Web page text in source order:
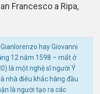
Francesco a Ripa,
hay Giovanni
12 năm 1598 – mất ở
là một nghệ sĩ người Ý
nhà điêu khắc hàng đầu
là người tạo ra các